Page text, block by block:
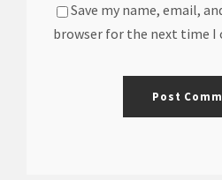
Save my name, email,
browser for the next time I